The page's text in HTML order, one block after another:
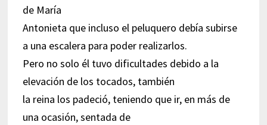
de María
Antonieta que incluso el peluquero debía subirse
a una escalera para poder realizarlos.
Pero no solo él tuvo dificultades debido a la
elevación de los tocados, también
la reina los padeció, teniendo que ir, en más de
una ocasión, sentada de